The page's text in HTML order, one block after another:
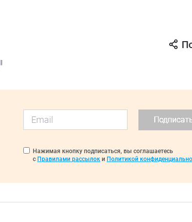
Нажимая кнопку подписаться, вы соглашаетесь
с Правилами рассылок и Политикой